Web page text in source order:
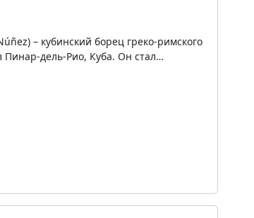
– кубинский борец греко-римского
Пинар-дель-Рио, Куба. Он стал…